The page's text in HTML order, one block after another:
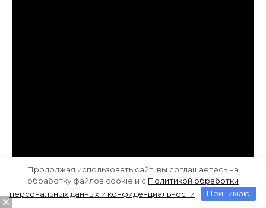
Продолжая использовать сайт, вы соглашаетесь на
обработку файлов cookie и c Политикой обработки
персональных данных и конфиденциальности
Принимаю